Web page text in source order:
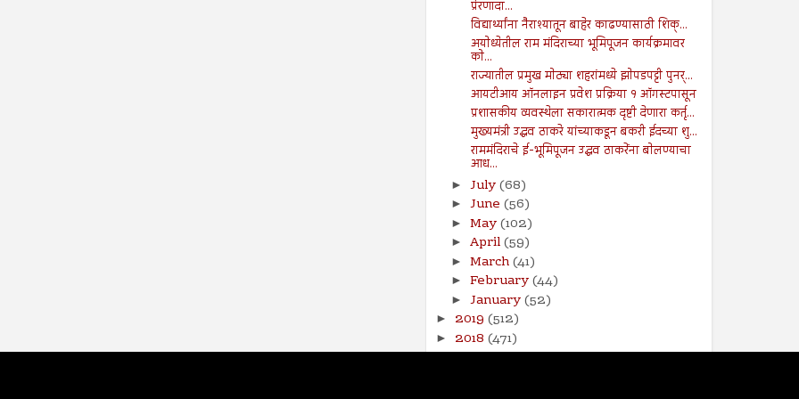
प्रेरणादा...
विद्यार्थ्यांना नैराश्यातून बाहेर काढण्यासाठी शिक्...
अयोध्येतील राम मंदिराच्या भूमिपूजन कार्यक्रमावर
को...
राज्यातील प्रमुख मोठ्या शहरांमध्ये झोपडपट्टी पुनर्...
आयटीआय ऑनलाइन प्रवेश प्रक्रिया १ ऑगस्टपासून
प्रशासकीय व्यवस्थेला सकारात्मक दृष्टी देणारा कर्तृ...
मुख्यमंत्री उद्धव ठाकरे यांच्याकडून बकरी ईदच्या शु...
राममंदिराचे ई-भूमिपूजन उद्धव ठाकरेंना बोलण्याचा
आध...
► July(68)
► June (56)
► May(102)
► April(59)
► March(41)
► February(44)
► January(52)
► 2019 (512)
► 2018 (471)
►2017(141)